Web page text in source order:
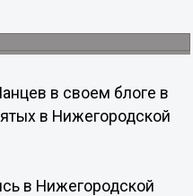
в своем блоге в
в Нижегородской
в Нижегородской